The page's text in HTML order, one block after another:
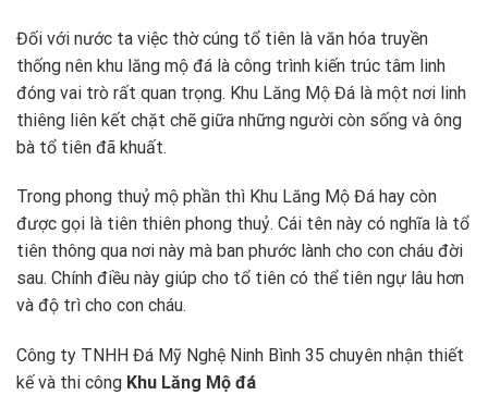
Đối với nước ta việc thờ cúng tổ tiên là văn hóa truyền
thống nên khu lăng mộ đá là công trình kiến trúc tâm linh
đóng vai trò rất quan trọng. Khu Lăng Mộ Đá là một nơi linh
thiêng liên kết chặt chẽ giữa những người còn sống và ông
bà tổ tiên đã khuất.
Trong phong thuỷ mộ phần thì Khu Lăng Mộ Đá hay còn
được gọi là tiên thiên phong thuỷ. Cái tên này có nghĩa là tổ
tiên thông qua nơi này mà ban phước lành cho con cháu đời
sau. Chính điều này giúp cho tổ tiên có thể tiên ngự lâu hơn
và độ trì cho con cháu.
Công ty TNHH Đá Mỹ Nghệ Ninh Bình 35 chuyên nhận thiết
kế và thi công Khu Lăng Mộ đá